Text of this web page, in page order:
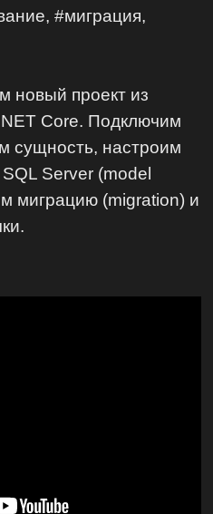
#миграция,
новый проект из
Core. Подключим
сущность, настроим
Server (model
миграцию (migration) и